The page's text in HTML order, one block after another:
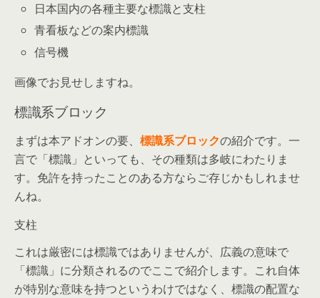
日本国内の各種主要な標識と支柱
青看板などの案内標識
信号機
画像でお見せしますね。
標識系ブロック
まずは本アドオンの要、 標識系ブロックの紹介です。一
言で「標識」といっても、その種類は多岐にわたりま
す。免許を持ったことのある方ならご存じかもしれませ
んね。
支柱
これは厳密には標識ではありませんが、広義の意味で
「標識」に分類されるのでここで紹介します。これ自体
が特別な意味を持つというわけではなく、標識の配置な